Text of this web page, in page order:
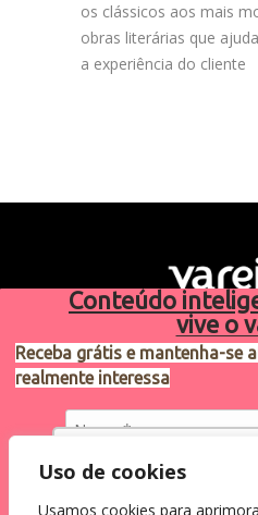
Conteúdo
vive o
Receba grátis e mantenha-se
realmente interessa
Utilizamos cookies
Uso de cookies
Usamos cookies para
os clássicos aos mais
obras literárias que
a experiência do cliente
Sugestões